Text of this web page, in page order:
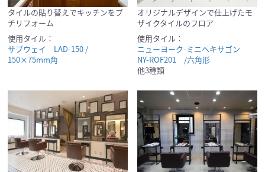
タイルの貼り替えでキッチンをプ
チリフォーム
使用タイル：
サブウェイ LAD-150 /
150×75mm角
オリジナルデザインで仕上げたモ
ザイクタイルのフロア
使用タイル：
ニューヨーク-ミニヘキサゴン
NY-ROF201 /六角形
他3種類